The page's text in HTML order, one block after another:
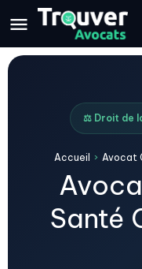
⚖️ Droit de
Accueil › Avocat
Santé